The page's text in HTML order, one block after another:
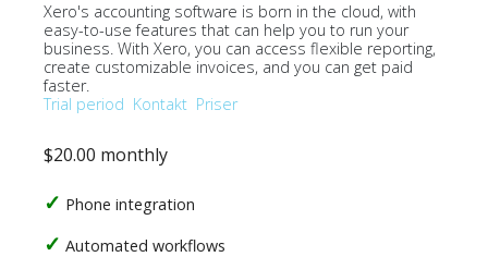
Xero's accounting software is born in the cloud, with
easy-to-use features that can help you to run your
business. With Xero, you can access flexible reporting,
create customizable invoices, and you can get paid
faster.
Trial period Kontakt Priser
$20.00 monthly
Phone integration
Automated workflows